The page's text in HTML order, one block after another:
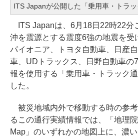
ITS Japanが公開した「乗用車・トラッ
ITS Japanは、6月18日22時22分
沖を震源とする震度6強の地震を受
パイオニア、トヨタ自動車、日産
車、UDトラックス、日野自動車の
報を使用する「乗用車・トラック
した。
被災地域内外で移動する時の参
るこの通行実績情報では、「地理
Map」のいずれかの地図上に、濃